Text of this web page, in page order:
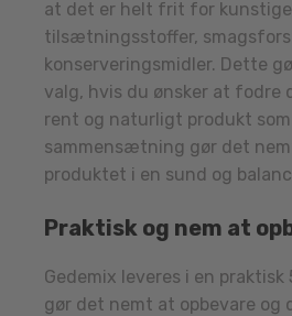
at det er helt frit for kunstige
tilsætningsstoffer,
konserveringsmidler. Dette
valg, hvis du ønsker at fodre
rent og naturligt produkt
sammensætning gør det
produktet i en sund og
Praktisk og nem at
Gedemix leveres i en praktisk
gør det nemt at opbevare og